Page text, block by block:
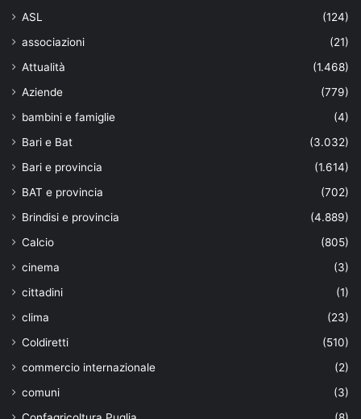
ASL
(124)
associazioni
(21)
Attualità
(1.468)
Aziende
(779)
bambini e famiglie
(4)
Bari e Bat
(3.032)
Bari e provincia
(1.614)
BAT e provincia
(702)
Brindisi e provincia
(4.889)
Calcio
(805)
cinema
(3)
cittadini
(1)
clima
(23)
Coldiretti
(510)
commercio internazionale
(2)
comuni
(3)